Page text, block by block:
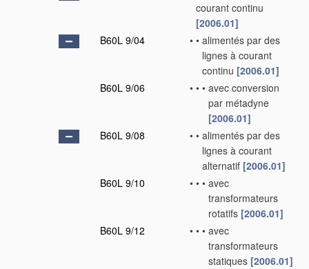
courant continu
[2006.01]
B60L 9/04
• • alimentés par des
lignes à courant
continu [2006.01]
B60L 9/06
• • • avec conversion
par métadyne
[2006.01]
B60L 9/08
• • alimentés par des
lignes à courant
alternatif [2006.01]
B60L 9/10
• • • avec
transformateurs
rotatifs [2006.01]
B60L 9/12
• • • avec
transformateurs
statiques [2006.01]